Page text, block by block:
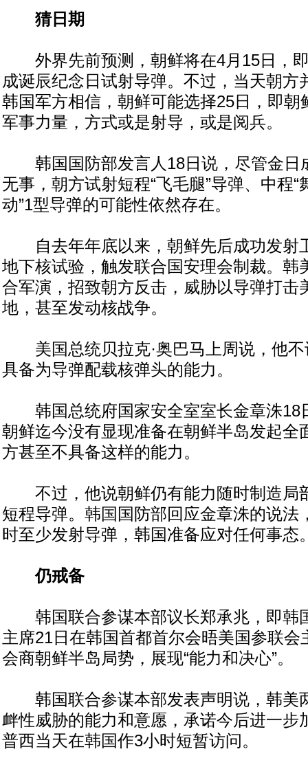
猜日期
外界先前预测，朝鲜将在4月15日，
成诞辰纪念日试射导弹。不过，当天朝方
韩国军方相信，朝鲜可能选择25日，即朝
军事力量，方式或是射导，或是阅兵。
韩国国防部发言人18日说，尽管金日
无事，朝方试射短程“飞毛腿”导弹、中程“
动”1型导弹的可能性依然存在。
自去年年底以来，朝鲜先后成功发射
地下核试验，触发联合国安理会制裁。韩
合军演，招致朝方反击，威胁以导弹打击
地，甚至发动核战争。
美国总统贝拉克·奥巴马上周说，他不
具备为导弹配载核弹头的能力。
韩国总统府国家安全室室长金章洙18
朝鲜迄今没有显现准备在朝鲜半岛发起全
方甚至不具备这样的能力。
不过，他说朝鲜仍有能力随时制造局
短程导弹。韩国国防部回应金章洙的说法
时至少发射导弹，韩国准备应对任何事态
仍戒备
韩国联合参谋本部议长郑承兆，即韩
主席21日在韩国首都首尔会晤美国参联会
会商朝鲜半岛局势，展现“能力和决心”。
韩国联合参谋本部发表声明说，韩美
衅性威胁的能力和意愿，承诺今后进一步
普西当天在韩国作3小时短暂访问。